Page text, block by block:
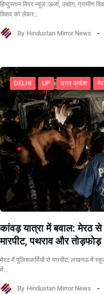
हिन्दुस्तान मिरर न्यूज़ :ऊर्जा, उद्योग, ग्रामीण
विवाद को लेकर…
By Hindustan Mirror News
DELHI UP उत्तर प्रदेश
कांवड़ यात्रा में बवाल: मेरठ
मारपीट, पथराव और तोड़फोड़
मेरठ में पुलिसकर्मियों से मारपीट, लखनऊ में
में…
By Hindustan Mirror News